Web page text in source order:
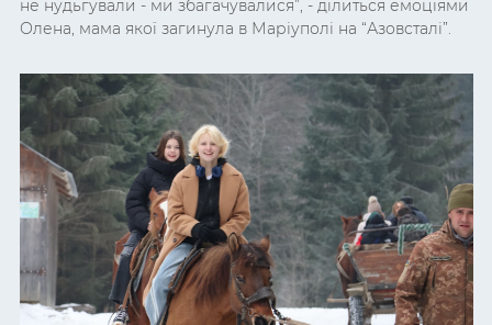
не нудьгували - ми збагачувалися”, - ділиться емоціями
Олена, мама якої загинула в Маріуполі на “Азовсталі”.